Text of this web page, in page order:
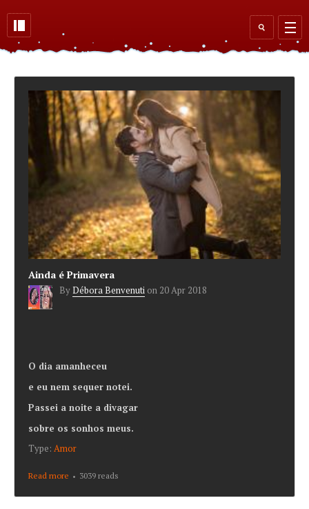
Search
form
Ainda é Primavera
ByDébora Benvenuti on 20 Apr 2018
O dia amanheceu
e eu nem sequer notei.
Passei a noite a divagar
sobre os sonhos meus.
Type: Amor
Read more about Ainda é Primavera
3039 reads